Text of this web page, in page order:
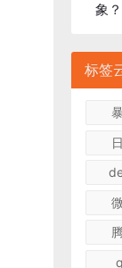
象？
标签